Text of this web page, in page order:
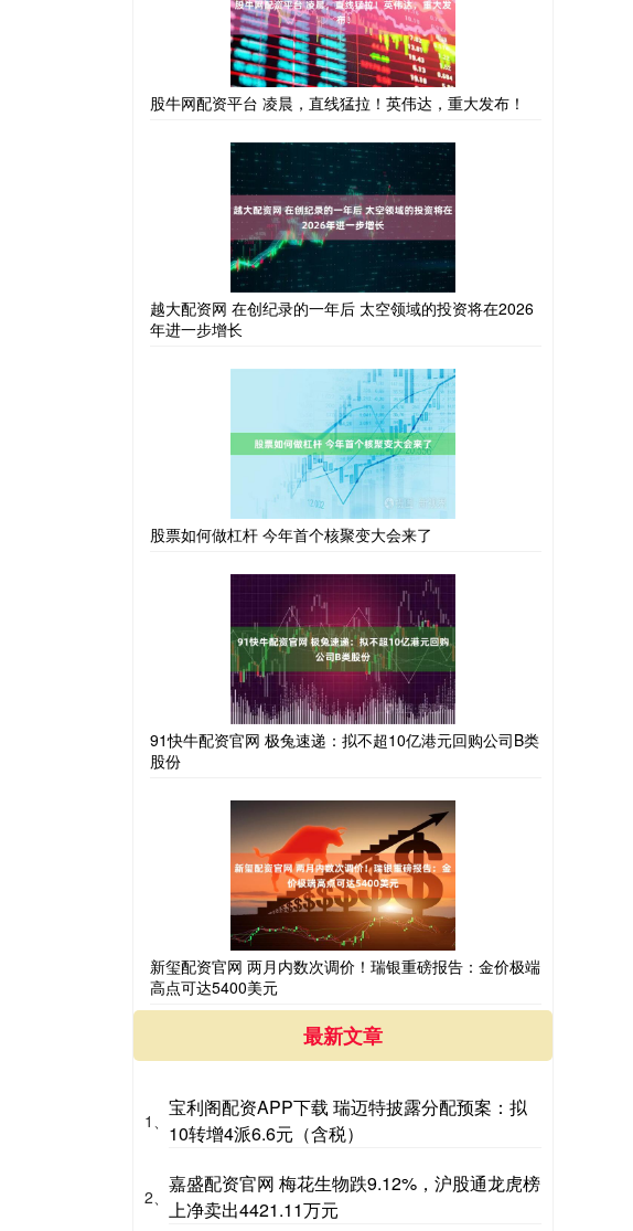
股牛网配资平台 凌晨，直线猛拉！英伟达，重大发布！
越大配资网 在创纪录的一年后 太空领域的投资将在2026
年进一步增长
股票如何做杠杆 今年首个核聚变大会来了
91快牛配资官网 极兔速递：拟不超10亿港元回购公司B类
股份
新玺配资官网 两月内数次调价！瑞银重磅报告：金价极端
高点可达5400美元
最新文章
1、
宝利阁配资APP下载 瑞迈特披露分配预案：拟
10转增4派6.6元（含税）
2、
嘉盛配资官网 梅花生物跌9.12%，沪股通龙虎榜
上净卖出4421.11万元